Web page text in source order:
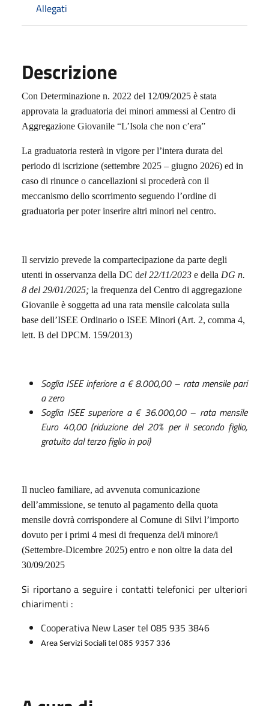
Allegati
Descrizione
Con Determinazione n. 2022 del 12/09/2025 è stata
approvata la graduatoria dei minori ammessi al Centro di
Aggregazione Giovanile “L’Isola che non c’era”
La graduatoria resterà in vigore per l’intera durata del
periodo di iscrizione (settembre 2025 – giugno 2026) ed in
caso di rinunce o cancellazioni si procederà con il
meccanismo dello scorrimento seguendo l’ordine di
graduatoria per poter inserire altri minori nel centro.
Il servizio prevede la compartecipazione da parte degli
utenti in osservanza della DC del 22/11/2023 e della DG n.
8 del 29/01/2025; la frequenza del Centro di aggregazione
Giovanile è soggetta ad una rata mensile calcolata sulla
base dell’ISEE Ordinario o ISEE Minori (Art. 2, comma 4,
lett. B del DPCM. 159/2013)
Soglia ISEE inferiore a € 8.000,00 – rata mensile pari
a zero
Soglia ISEE superiore a € 36.000,00 – rata mensile
Euro 40,00 (riduzione del 20% per il secondo figlio,
gratuito dal terzo figlio in poi)
Il nucleo familiare, ad avvenuta comunicazione
dell’ammissione, se tenuto al pagamento della quota
mensile dovrà corrispondere al Comune di Silvi l’importo
dovuto per i primi 4 mesi di frequenza del/i minore/i
(Settembre-Dicembre 2025) entro e non oltre la data del
30/09/2025
Si riportano a seguire i contatti telefonici per ulteriori
chiarimenti :
Cooperativa New Laser tel 085 935 3846
Area Servizi Sociali tel 085 9357 336